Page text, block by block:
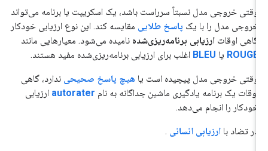
وقتی خروجی مدل نسبتاً سرراست باشد، یک اسکریپت یا برنامه می‌تواند
خروجی مدل را با یک پاسخ طلایی مقایسه کند. این نوع ارزیابی خودکار
گاهی اوقات ارزیابی برنامه‌ریزی‌شده نامیده می‌شود. معیارهایی مانند
ROUGE یا BLEU اغلب برای ارزیابی برنامه‌ریزی‌شده مفید هستند.
وقتی خروجی مدل پیچیده است یا هیچ پاسخ صحیحی ندارد، گاهی
اوقات یک برنامه یادگیری ماشین جداگانه به نام autorater ارزیابی
خودکار را انجام می‌دهد.
در تضاد با ارزیابی انسانی .